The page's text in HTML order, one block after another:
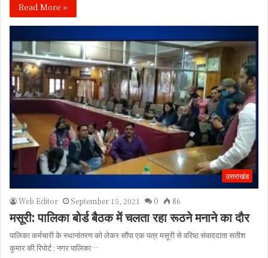
Read More »
उत्तराखंड
Web Editor September 15, 2021 0 86
मसूरी: पालिका बोर्ड बैठक में चलता रहा रूठने मनाने का दौर
पालिका कर्मचारी के स्थानांतरण को लेकर सौंपा एक पत्र मसूरी से वरिष्ठ संवाददाता सतीश
कुमार की रिपोर्ट : नगर पालिका…